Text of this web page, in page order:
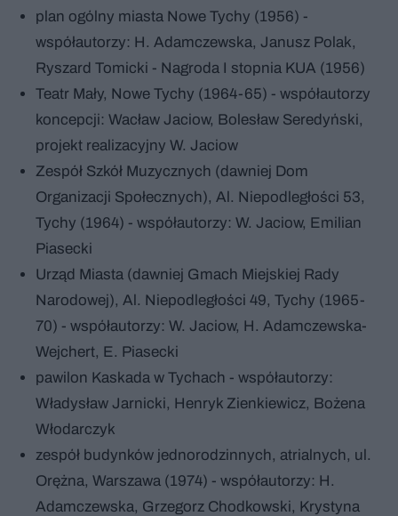
plan ogólny miasta Nowe Tychy (1956) -
współautorzy: H. Adamczewska, Janusz Polak,
Ryszard Tomicki - Nagroda I stopnia KUA (1956)
Teatr Mały, Nowe Tychy (1964-65) - współautorzy
koncepcji: Wacław Jaciow, Bolesław Seredyński,
projekt realizacyjny W. Jaciow
Zespół Szkół Muzycznych (dawniej Dom
Organizacji Społecznych), Al. Niepodległości 53,
Tychy (1964) - współautorzy: W. Jaciow, Emilian
Piasecki
Urząd Miasta (dawniej Gmach Miejskiej Rady
Narodowej), Al. Niepodległości 49, Tychy (1965-
70) - współautorzy: W. Jaciow, H. Adamczewska-
Wejchert, E. Piasecki
pawilon Kaskada w Tychach - współautorzy:
Władysław Jarnicki, Henryk Zienkiewicz, Bożena
Włodarczyk
zespół budynków jednorodzinnych, atrialnych, ul.
Orężna, Warszawa (1974) - współautorzy: H.
Adamczewska, Grzegorz Chodkowski, Krystyna